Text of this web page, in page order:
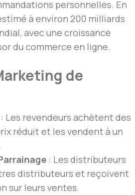
personnelles. En
à environ 200 milliards
avec une croissance
du commerce en ligne.
de
: Les revendeurs achètent des
réduit et les vendent à un
: Les distributeurs
distributeurs et reçoivent
sur leurs ventes.